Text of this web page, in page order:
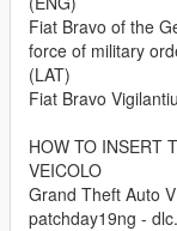
Fiat Bravo of the
force of military
(LAT)
Fiat Bravo
HOW TO INSERT
VEICOLO
Grand Theft Auto
patchday19ng -